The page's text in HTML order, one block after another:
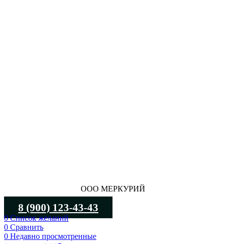
ООО МЕРКУРИЙ
8 (900) 123-43-43
0Список желаний
0 Сравнить
0 Недавно просмотренные